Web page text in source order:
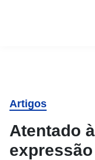
Artigos
Atentado
expressão